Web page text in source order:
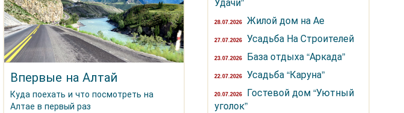
Впервые на Алтай
Куда поехать и что посмотреть на
Алтае в первый раз
28.07.2026 Жилой дом на Ае
27.07.2026 Усадьба На Строителей
23.07.2026 База отдыха “Аркада”
22.07.2026 Усадьба “Каруна”
20.07.2026
Гостевой дом “Уютный
уголок”